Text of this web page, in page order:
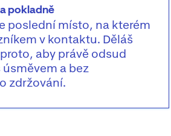
pokladně
poslední místo, na kterém
v kontaktu. Děláš
aby právě odsud
a bez
zdržování.